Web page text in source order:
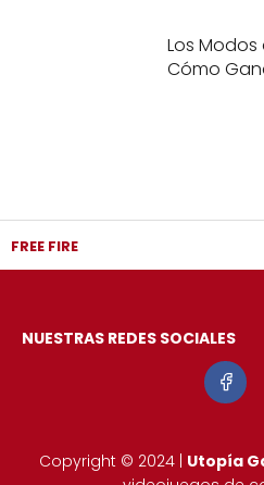
Los Modos
Cómo
FREE FIRE
NUESTRAS REDES SOCIALES
Copyright © 2024 | Utopía